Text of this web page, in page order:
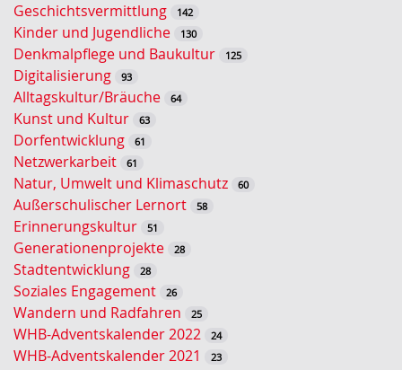
ü
s
s
e
l
w
o
r
t
-
S
u
c
h
e
Geschichtsvermittlung 142
Kinder und Jugendliche 130
Denkmalpflege und Baukultur 125
Digitalisierung 93
Alltagskultur/Bräuche 64
Kunst und Kultur 63
Dorfentwicklung 61
Netzwerkarbeit 61
Natur, Umwelt und Klimaschutz 60
Außerschulischer Lernort 58
Erinnerungskultur 51
Generationenprojekte 28
Stadtentwicklung 28
Soziales Engagement 26
Wandern und Radfahren 25
WHB-Adventskalender 2022 24
WHB-Adventskalender 2021 23